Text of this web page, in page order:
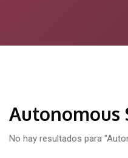
Autonomous
No hay resultados para